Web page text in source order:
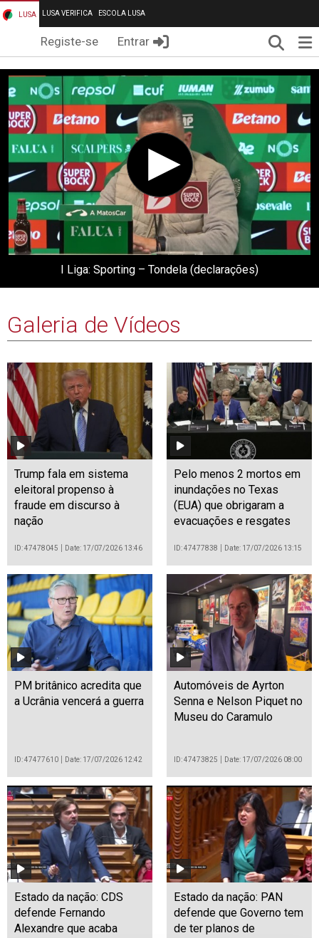
LUSA LUSA VERIFICA ESCOLA LUSA
Registe-se Entrar
I Liga: Sporting – Tondela (declarações)
Galeria de Vídeos
Trump fala em sistema
eleitoral propenso à
fraude em discurso à
nação
ID: 47478045 Date: 17/07/2026 13:46
Pelo menos 2 mortos em
inundações no Texas
(EUA) que obrigaram a
evacuações e resgates
ID: 47477838 Date: 17/07/2026 13:15
PM britânico acredita que
a Ucrânia vencerá a guerra
ID: 47477610 Date: 17/07/2026 12:42
Automóveis de Ayrton
Senna e Nelson Piquet no
Museu do Caramulo
ID: 47473825 Date: 17/07/2026 08:00
Estado da nação: CDS
defende Fernando
Alexandre que acaba
Estado da nação: PAN
defende que Governo tem
de ter planos de